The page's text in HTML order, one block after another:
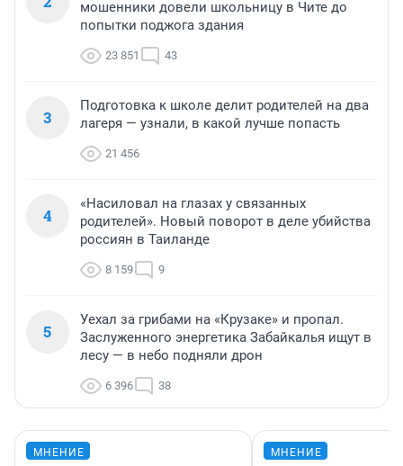
мошенники довели школьницу в Чите до
попытки поджога здания
23 851 43
3
Подготовка к школе делит родителей на два
лагеря — узнали, в какой лучше попасть
21 456
4
«Насиловал на глазах у связанных
родителей». Новый поворот в деле убийства
россиян в Таиланде
8 159 9
5
Уехал за грибами на «Крузаке» и пропал.
Заслуженного энергетика Забайкалья ищут в
лесу — в небо подняли дрон
6 396 38
МНЕНИЕ МНЕНИЕ